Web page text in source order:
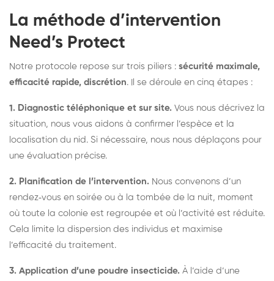
La méthode d’intervention
Need’s Protect
Notre protocole repose sur trois piliers : sécurité maximale,
efficacité rapide, discrétion. Il se déroule en cinq étapes :
1. Diagnostic téléphonique et sur site. Vous nous décrivez la
situation, nous vous aidons à confirmer l’espèce et la
localisation du nid. Si nécessaire, nous nous déplaçons pour
une évaluation précise.
2. Planification de l’intervention. Nous convenons d’un
rendez‑vous en soirée ou à la tombée de la nuit, moment
où toute la colonie est regroupée et où l’activité est réduite.
Cela limite la dispersion des individus et maximise
l’efficacité du traitement.
3. Application d’une poudre insecticide. À l’aide d’une